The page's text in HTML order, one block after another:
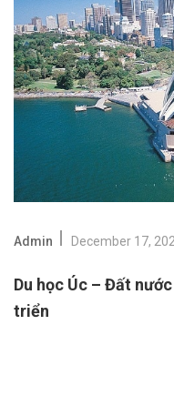
Admin December 17,
Du học Úc – Đất
triển